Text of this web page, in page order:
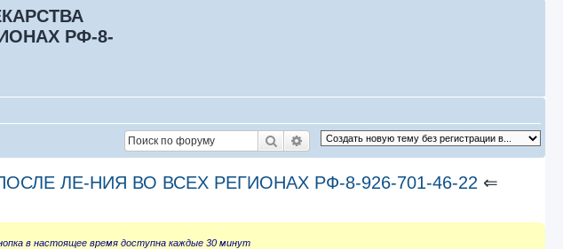
РФ-8-
Поиск Расширенный поиск
ЛЕ-НИЯ ВО ВСЕХ РЕГИОНАХ РФ-8-926-701-46-22 ⇐
в настоящее время доступна каждые 30 минут